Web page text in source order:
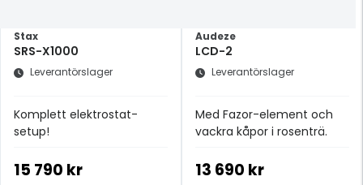
Stax
SRS-X1000
Leverantörslager
Komplett elektrostat-
setup!
15 790 kr
Audeze
LCD-2
Leverantörslager
Med Fazor-element och
vackra kåpor i rosenträ.
13 690 kr